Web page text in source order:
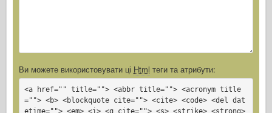
Ви можете використовувати ці Html теги та атрибути:
<a href="" title=""> <abbr title=""> <acronym title
=""> <b> <blockquote cite=""> <cite> <code> <del dat
etime=""> <em> <i> <q cite=""> <s> <strike> <strong>